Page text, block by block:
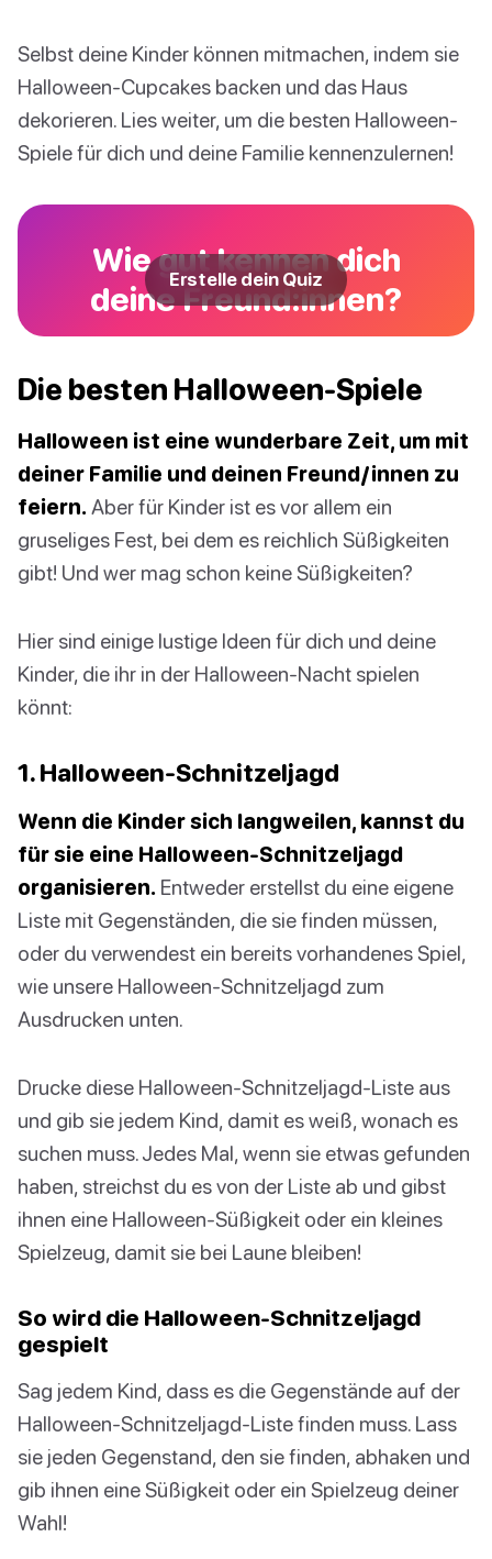
Selbst deine Kinder können mitmachen, indem sie
Halloween-Cupcakes backen und das Haus
dekorieren. Lies weiter, um die besten Halloween-
Spiele für dich und deine Familie kennenzulernen!
Wie gut kennen dich
deine Freund:innen?
Erstelle dein Quiz
Die besten Halloween-Spiele
Halloween ist eine wunderbare Zeit, um mit
deiner Familie und deinen Freund/innen zu
feiern. Aber für Kinder ist es vor allem ein
gruseliges Fest, bei dem es reichlich Süßigkeiten
gibt! Und wer mag schon keine Süßigkeiten?
Hier sind einige lustige Ideen für dich und deine
Kinder, die ihr in der Halloween-Nacht spielen
könnt:
1. Halloween-Schnitzeljagd
Wenn die Kinder sich langweilen, kannst du
für sie eine Halloween-Schnitzeljagd
organisieren. Entweder erstellst du eine eigene
Liste mit Gegenständen, die sie finden müssen,
oder du verwendest ein bereits vorhandenes Spiel,
wie unsere Halloween-Schnitzeljagd zum
Ausdrucken unten.
Drucke diese Halloween-Schnitzeljagd-Liste aus
und gib sie jedem Kind, damit es weiß, wonach es
suchen muss. Jedes Mal, wenn sie etwas gefunden
haben, streichst du es von der Liste ab und gibst
ihnen eine Halloween-Süßigkeit oder ein kleines
Spielzeug, damit sie bei Laune bleiben!
So wird die Halloween-Schnitzeljagd
gespielt
Sag jedem Kind, dass es die Gegenstände auf der
Halloween-Schnitzeljagd-Liste finden muss. Lass
sie jeden Gegenstand, den sie finden, abhaken und
gib ihnen eine Süßigkeit oder ein Spielzeug deiner
Wahl!